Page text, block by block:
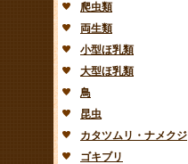
爬虫類
両生類
小型ほ乳類
大型ほ乳類
鳥
昆虫
カタツムリ・ナメクジ
ゴキブリ